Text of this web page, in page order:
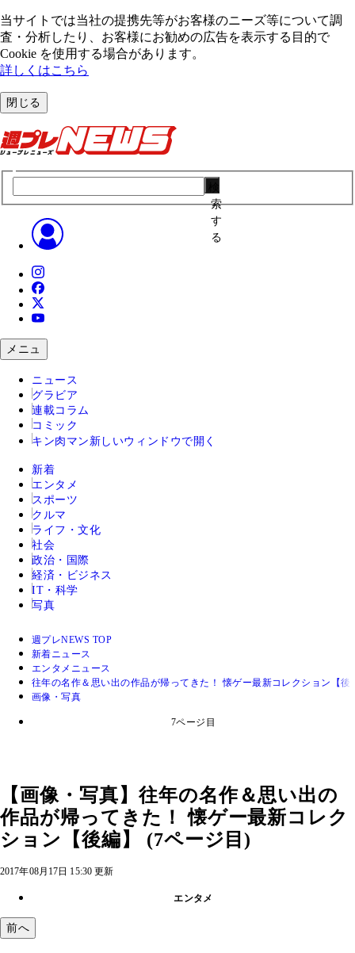
当サイトでは当社の提携先等がお客様のニーズ等について調
査・分析したり、お客様にお勧めの広告を表⽰する⽬的で
Cookie を使⽤する場合があります。
詳しくはこちら
閉じる
索
す
る
メニュ
ニュース
グラビア
連載コラム
コミック
キン肉マン 新しいウィンドウで開く
新着
エンタメ
スポーツ
クルマ
ライフ・文化
社会
政治・国際
経済・ビジネス
IT・科学
写真
週プレNEWS TOP
新着ニュース
エンタメニュース
往年の名作＆思い出の作品が帰ってきた！ 懐ゲー最新コレクション【後
画像・写真
7ページ目
【画像・写真】往年の名作＆思い出の
作品が帰ってきた！ 懐ゲー最新コレク
ション【後編】 (7ページ目)
2017年08月17日 15:30 更新
エンタメ
前へ